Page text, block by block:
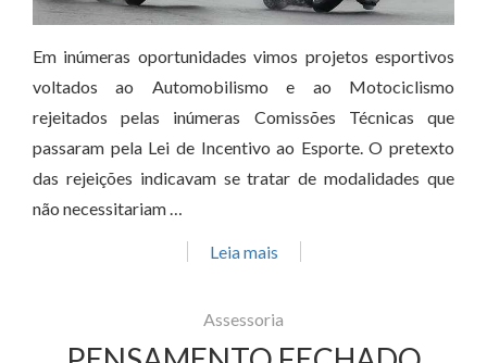
Em inúmeras oportunidades vimos projetos esportivos
voltados ao Automobilismo e ao Motociclismo
rejeitados pelas inúmeras Comissões Técnicas que
passaram pela Lei de Incentivo ao Esporte. O pretexto
das rejeições indicavam se tratar de modalidades que
não necessitariam …
Leia mais
Assessoria